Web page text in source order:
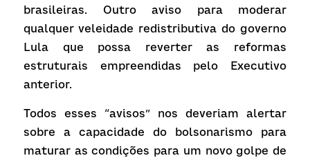
brasileiras. Outro aviso para moderar
qualquer veleidade redistributiva do governo
Lula que possa reverter as reformas
estruturais empreendidas pelo Executivo
anterior.
Todos esses “avisos” nos deveriam alertar
sobre a capacidade do bolsonarismo para
maturar as condições para um novo golpe de